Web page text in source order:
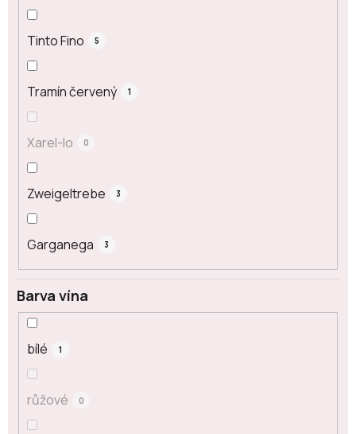
Tinto Fino 5
Tramín červený 1
Xarel-lo 0
Zweigeltrebe 3
Garganega 3
Barva vína
bílé 1
růžové 0